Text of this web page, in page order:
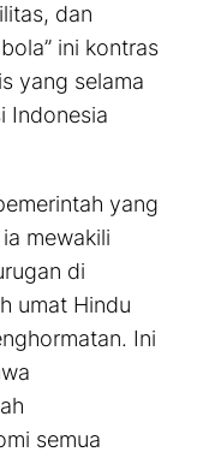
dan
ini kontras
yang selama
Indonesia
yang
mewakili
di
umat Hindu
Ini
semua